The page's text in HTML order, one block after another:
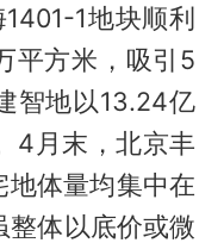
1地块顺利
平方米，吸引5
智地以13.24亿
4月末，北京丰
地体量均集中在
整体以底价或微